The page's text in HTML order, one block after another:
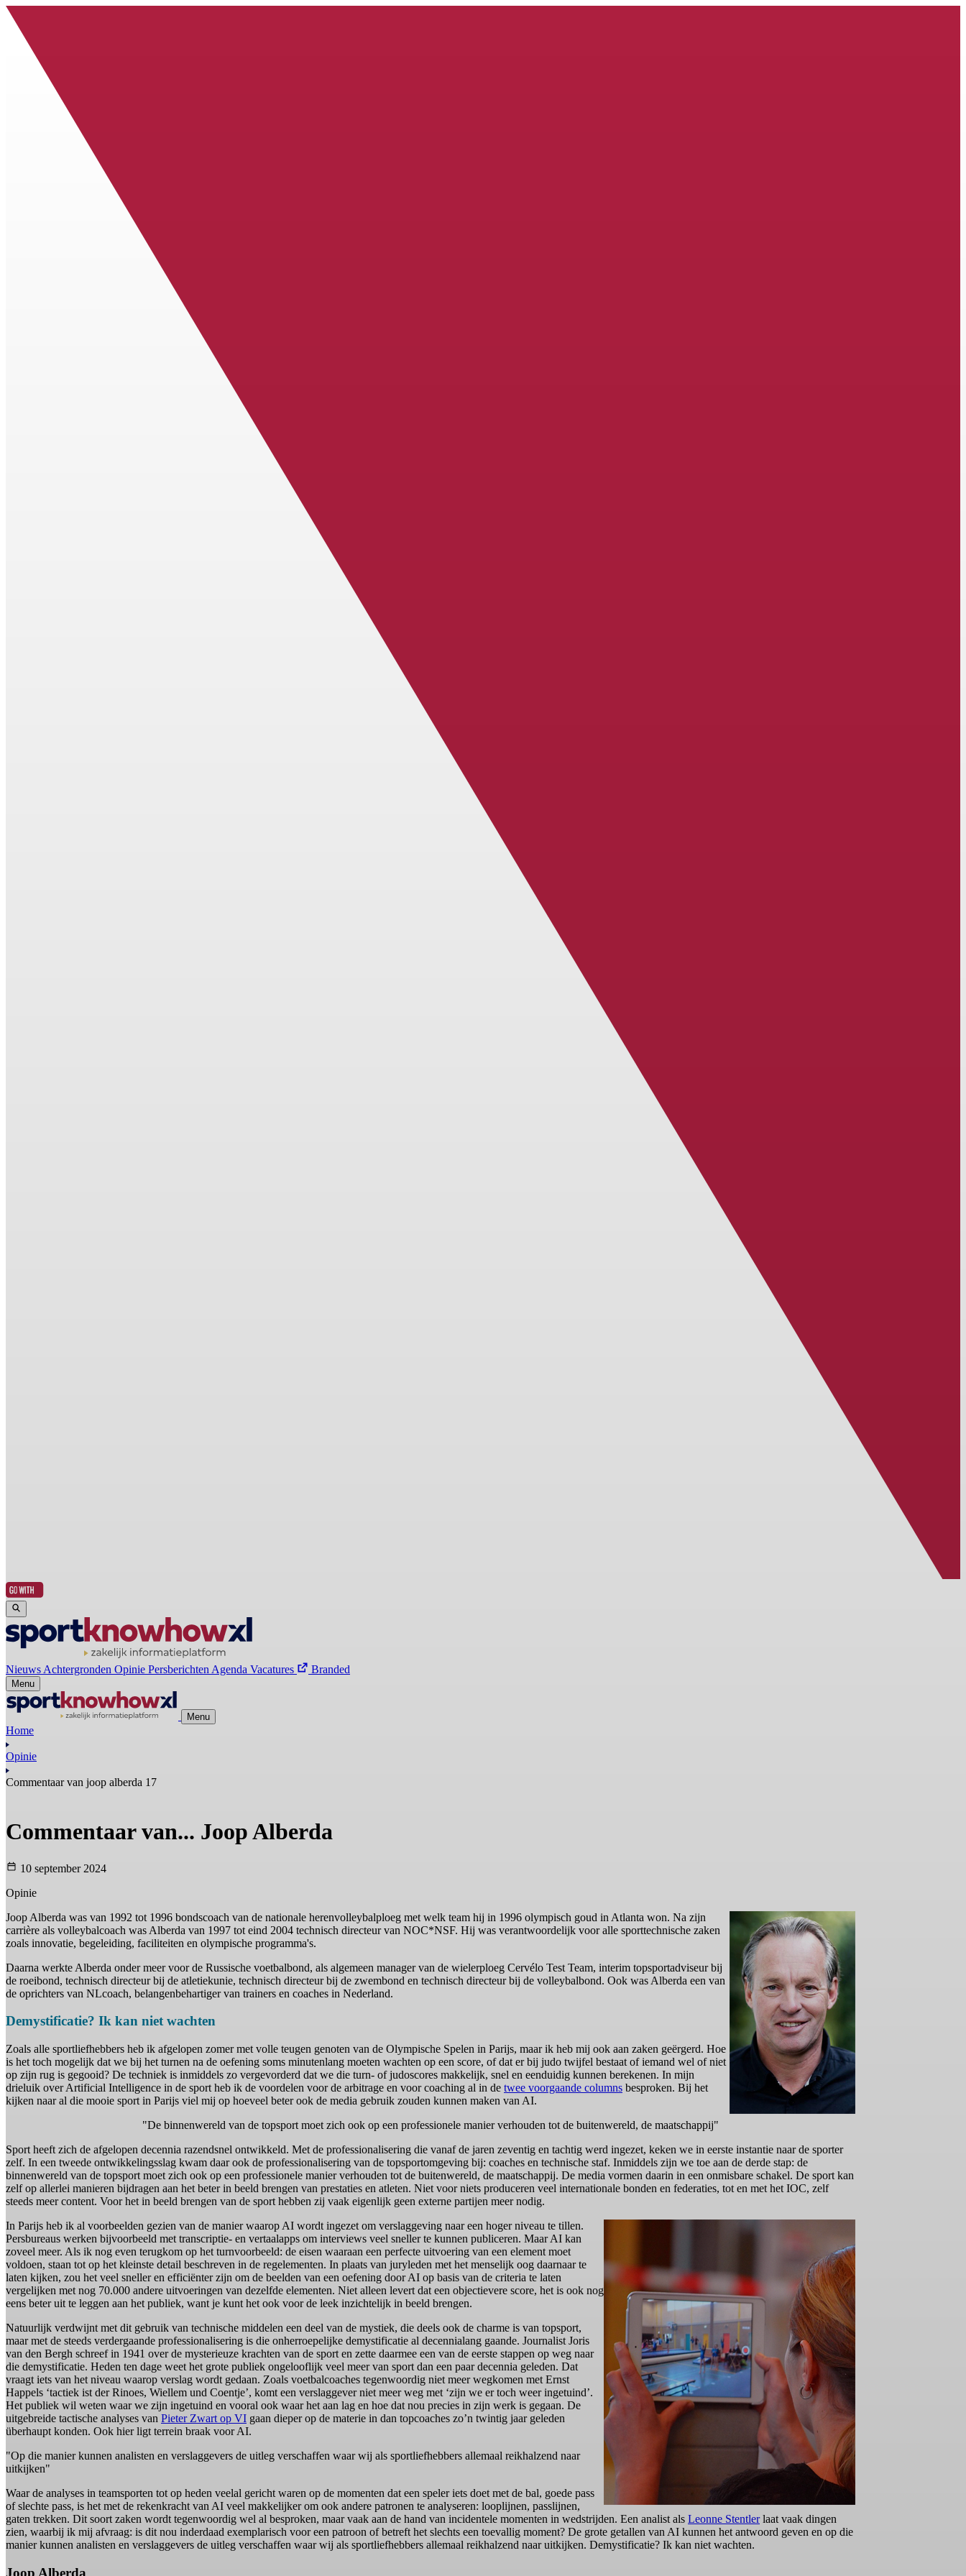
Nieuws Achtergronden Opinie Persberichten Agenda Vacatures Branded
Menu
Menu
Home
Opinie
Commentaar van joop alberda 17
Commentaar van... Joop Alberda
10 september 2024
Opinie
Joop Alberda was van 1992 tot 1996 bondscoach van de nationale herenvolleybalploeg met welk team hij in 1996 olympisch goud in Atlanta won. Na zijn
carrière als volleybalcoach was Alberda van 1997 tot eind 2004 technisch directeur van NOC*NSF. Hij was verantwoordelijk voor alle sporttechnische zaken
zoals innovatie, begeleiding, faciliteiten en olympische programma's.
Daarna werkte Alberda onder meer voor de Russische voetbalbond, als algemeen manager van de wielerploeg Cervélo Test Team, interim topsportadviseur bij
de roeibond, technisch directeur bij de atletiekunie, technisch directeur bij de zwembond en technisch directeur bij de volleybalbond. Ook was Alberda een van
de oprichters van NLcoach, belangenbehartiger van trainers en coaches in Nederland.
Demystificatie? Ik kan niet wachten
Zoals alle sportliefhebbers heb ik afgelopen zomer met volle teugen genoten van de Olympische Spelen in Parijs, maar ik heb mij ook aan zaken geërgerd. Hoe
is het toch mogelijk dat we bij het turnen na de oefening soms minutenlang moeten wachten op een score, of dat er bij judo twijfel bestaat of iemand wel of niet
op zijn rug is gegooid? De techniek is inmiddels zo vergevorderd dat we die turn- of judoscores makkelijk, snel en eenduidig kunnen berekenen. In mijn
drieluik over Artificial Intelligence in de sport heb ik de voordelen voor de arbitrage en voor coaching al in de twee voorgaande columns besproken. Bij het
kijken naar al die mooie sport in Parijs viel mij op hoeveel beter ook de media gebruik zouden kunnen maken van AI.
"De binnenwereld van de topsport moet zich ook op een professionele manier verhouden tot de buitenwereld, de maatschappij"
Sport heeft zich de afgelopen decennia razendsnel ontwikkeld. Met de professionalisering die vanaf de jaren zeventig en tachtig werd ingezet, keken we in eerste instantie naar de sporter
zelf. In een tweede ontwikkelingsslag kwam daar ook de professionalisering van de topsportomgeving bij: coaches en technische staf. Inmiddels zijn we toe aan de derde stap: de
binnenwereld van de topsport moet zich ook op een professionele manier verhouden tot de buitenwereld, de maatschappij. De media vormen daarin in een onmisbare schakel. De sport kan
zelf op allerlei manieren bijdragen aan het beter in beeld brengen van prestaties en atleten. Niet voor niets produceren veel internationale bonden en federaties, tot en met het IOC, zelf
steeds meer content. Voor het in beeld brengen van de sport hebben zij vaak eigenlijk geen externe partijen meer nodig.
In Parijs heb ik al voorbeelden gezien van de manier waarop AI wordt ingezet om verslaggeving naar een hoger niveau te tillen.
Persbureaus werken bijvoorbeeld met transcriptie- en vertaalapps om interviews veel sneller te kunnen publiceren. Maar AI kan
zoveel meer. Als ik nog even terugkom op het turnvoorbeeld: de eisen waaraan een perfecte uitvoering van een element moet
voldoen, staan tot op het kleinste detail beschreven in de regelementen. In plaats van juryleden met het menselijk oog daarnaar te
laten kijken, zou het veel sneller en efficiënter zijn om de beelden van een oefening door AI op basis van de criteria te laten
vergelijken met nog 70.000 andere uitvoeringen van dezelfde elementen. Niet alleen levert dat een objectievere score, het is ook nog
eens beter uit te leggen aan het publiek, want je kunt het ook voor de leek inzichtelijk in beeld brengen.
Natuurlijk verdwijnt met dit gebruik van technische middelen een deel van de mystiek, die deels ook de charme is van topsport,
maar met de steeds verdergaande professionalisering is die onherroepelijke demystificatie al decennialang gaande. Journalist Joris
van den Bergh schreef in 1941 over de mysterieuze krachten van de sport en zette daarmee een van de eerste stappen op weg naar
die demystificatie. Heden ten dage weet het grote publiek ongelooflijk veel meer van sport dan een paar decennia geleden. Dat
vraagt iets van het niveau waarop verslag wordt gedaan. Zoals voetbalcoaches tegenwoordig niet meer wegkomen met Ernst
Happels ‘tactiek ist der Rinoes, Wiellem und Coentje’, komt een verslaggever niet meer weg met ‘zijn we er toch weer ingetuind’.
Het publiek wil weten waar we zijn ingetuind en vooral ook waar het aan lag en hoe dat nou precies in zijn werk is gegaan. De
uitgebreide tactische analyses van Pieter Zwart op VI gaan dieper op de materie in dan topcoaches zo’n twintig jaar geleden
überhaupt konden. Ook hier ligt terrein braak voor AI.
"Op die manier kunnen analisten en verslaggevers de uitleg verschaffen waar wij als sportliefhebbers allemaal reikhalzend naar
uitkijken"
Waar de analyses in teamsporten tot op heden veelal gericht waren op de momenten dat een speler iets doet met de bal, goede pass
of slechte pass, is het met de rekenkracht van AI veel makkelijker om ook andere patronen te analyseren: looplijnen, passlijnen,
gaten trekken. Dit soort zaken wordt tegenwoordig wel al besproken, maar vaak aan de hand van incidentele momenten in wedstrijden. Een analist als Leonne Stentlerlaat vaak dingen
zien, waarbij ik mij afvraag: is dit nou inderdaad exemplarisch voor een patroon of betreft het slechts een toevallig moment? De grote getallen van AI kunnen het antwoord geven en op die
manier kunnen analisten en verslaggevers de uitleg verschaffen waar wij als sportliefhebbers allemaal reikhalzend naar uitkijken. Demystificatie? Ik kan niet wachten.
Joop Alberda